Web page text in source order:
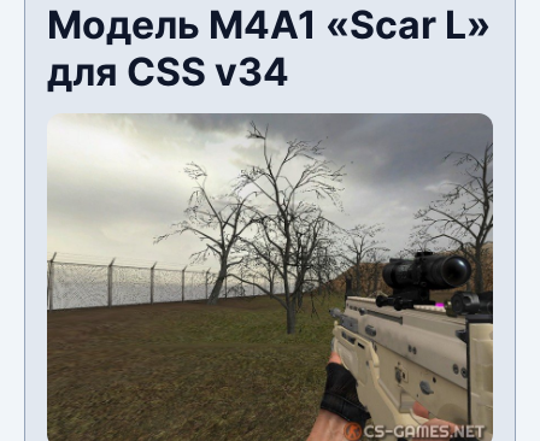
Модель M4A1 «Scar L»
для CSS v34